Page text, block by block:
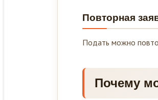
Повторная
Подать можно
Почему